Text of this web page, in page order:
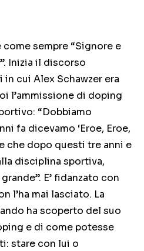
sempre “Signore e
Inizia il discorso
cui Alex Schawzer era
l’ammissione di doping
“Dobbiamo
fa dicevamo ‘Eroe, Eroe,
che dopo questi tre anni e
disciplina sportiva,
E’ fidanzato con
l’ha mai lasciato. La
ha scoperto del suo
e di come potesse
stare con lui o